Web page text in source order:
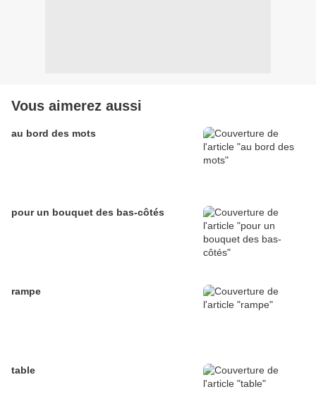
Vous aimerez aussi
au bord des mots
pour un bouquet des bas-côtés
rampe
table